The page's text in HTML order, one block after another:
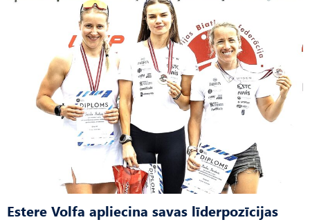
Estere Volfa apliecina savas līderpozīcijas